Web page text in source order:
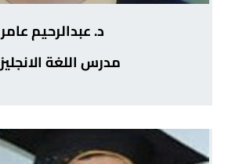
د. عبدالرحيم عامر
مدرس اللغة